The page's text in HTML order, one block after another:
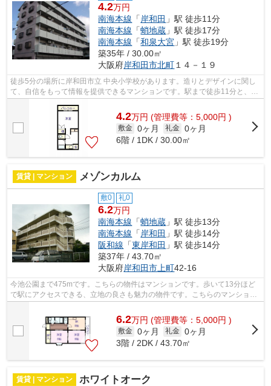
4.2万円
南海本線 「岸和田 」駅 徒歩11分
南海本線 「蛸地蔵 」駅 徒歩17分
南海本線 「和泉大宮 」駅 徒歩19分
築35年 / 30.00㎡
大阪府岸和田市北町１４－１９
徒歩5分の場所に岸和田市立 中央小学校があります。造りとデザインに関し
て、自信をもって情報を提供できるマンションです。駅まで徒歩11分と、立
4.2万円 (管理費等：5,000円 )
敷金 0ヶ月 礼金 0ヶ月
6階 / 1DK / 30.00㎡
賃貸 | マンション メゾンカルム
敷0 礼0
6.2万円
南海本線 「蛸地蔵 」駅 徒歩13分
南海本線 「 岸和田 」駅 徒歩14分
阪和線 「東岸和田 」駅 徒歩14分
築37年 / 43.70㎡
大阪府岸和田市 上町42-16
今池公園まで475mです。こちらの物件はマンションです。歩いて13分ほど
で駅にアクセスできる、立地の良さも魅力の物件です。こちらのマンション
6.2万円 (管理費等：5,000円 )
敷金 0ヶ月 礼金 0ヶ月
3階 / 2DK / 43.70㎡
賃貸 | マンション ホワイトオーク